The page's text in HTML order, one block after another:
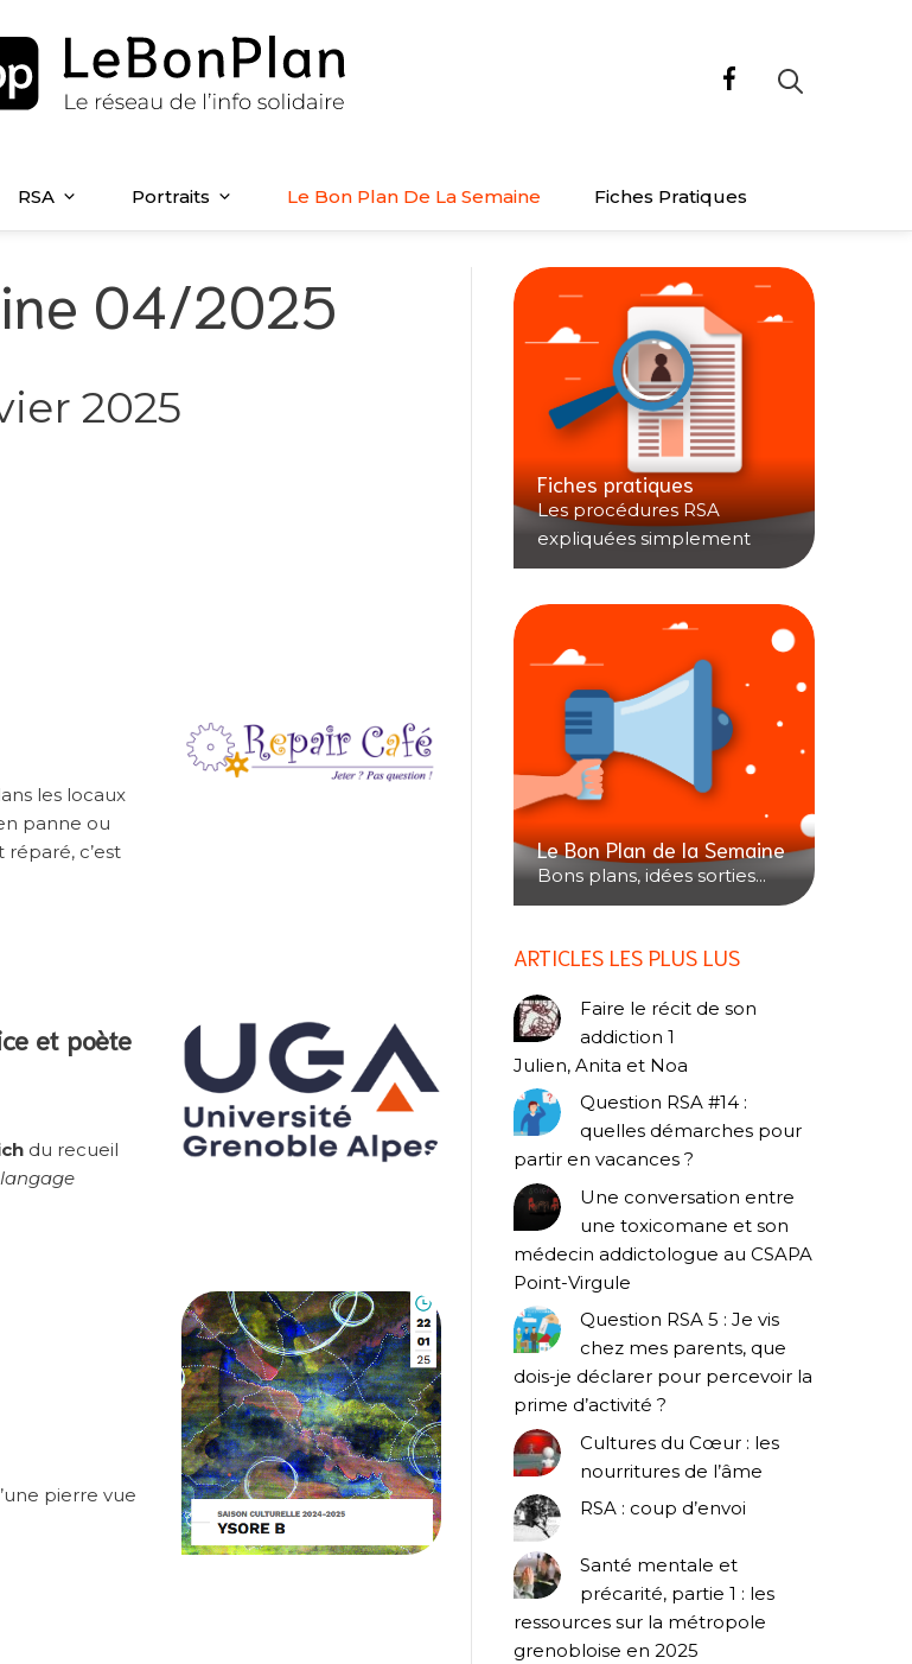
RSA Portraits Le Bon Plan De La Semaine Fiches Pratiques
04/2025
2025
les locaux
panne ou
c’est
et poète
du recueil
langage
pierre vue
Fiches pratiques
Les procédures RSA
expliquées simplement
Le Bon Plan de la Semaine
Bons plans, idées sorties...
ARTICLES LES PLUS LUS
Faire le récit de son
addiction 1
Julien, Anita et Noa
Question RSA #14 :
quelles démarches pour
partir en vacances ?
Une conversation entre
une toxicomane et son
médecin addictologue au CSAPA
Point-Virgule
Question RSA 5 : Je vis
chez mes parents, que
dois-je déclarer pour percevoir la
prime d’activité ?
Cultures du Cœur : les
nourritures de l’âme
RSA : coup d’envoi
Santé mentale et
précarité, partie 1 : les
ressources sur la métropole
grenobloise en 2025